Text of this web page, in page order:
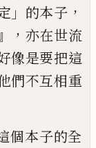
」 的本子 ，
， 亦在世流
像是要把這
們不互相重
個本子的全